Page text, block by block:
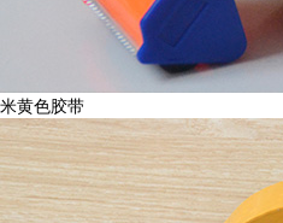
米黄色胶带